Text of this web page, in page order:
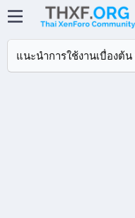
แนะนำการใช้งานเบื่องต้น